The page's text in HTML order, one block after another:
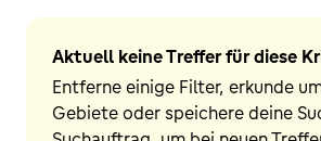
Aktuell keine Treffer für diese
Entferne einige Filter, erkunde
Gebiete oder speichere deine